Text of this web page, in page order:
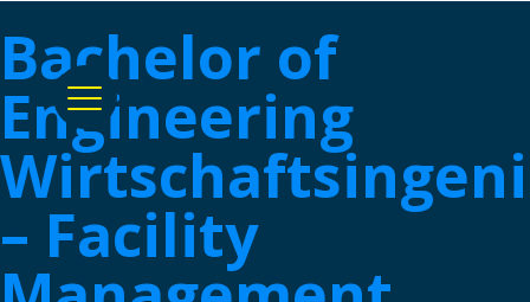
Bachelor of
Engineering
– Facility